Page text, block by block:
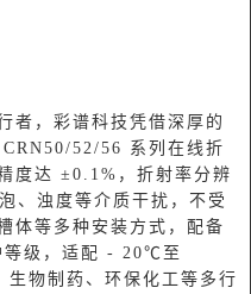
者，彩谱科技凭借深厚的
CRN50/52/56 系列在线折
度达 ±0.1%，折射率分辨
、浊度等介质干扰，不受
体等多种安装方式，配备
等级，适配 - 20℃至
物制药、环保化工等多行